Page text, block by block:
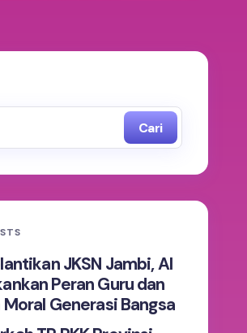
Cari
JKSN Jambi, Al
Peran Guru dan
Moral Generasi Bangsa